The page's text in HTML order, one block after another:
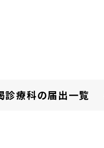
診療科の届出⼀覧